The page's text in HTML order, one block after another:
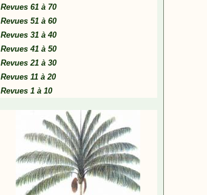
Revues 61 à 70
Revues 51 à 60
Revues 31 à 40
Revues 41 à 50
Revues 21 à 30
Revues 11 à 20
Revues 1 à 10